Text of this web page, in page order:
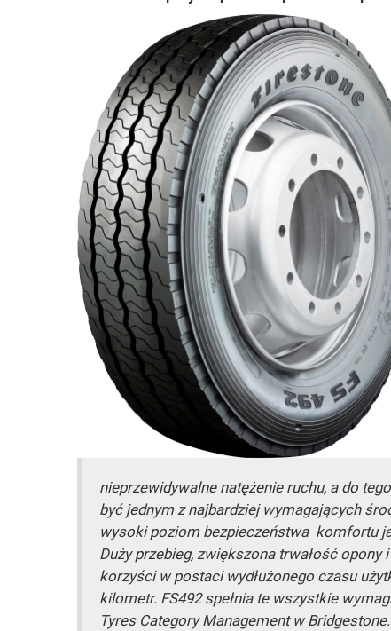
nieprzewidywalne natężenie ruchu, a do
być jednym z najbardziej wymagających
wysoki poziom bezpieczeństwa komfortu
Duży przebieg, zwiększona trwałość
korzyści w postaci wydłużonego czasu
kilometr. FS492 spełnia te wszystkie
Tyres Category Management w Bridgestone.